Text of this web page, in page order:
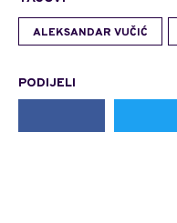
ALEKSANDAR VUČIĆ
PODIJELI